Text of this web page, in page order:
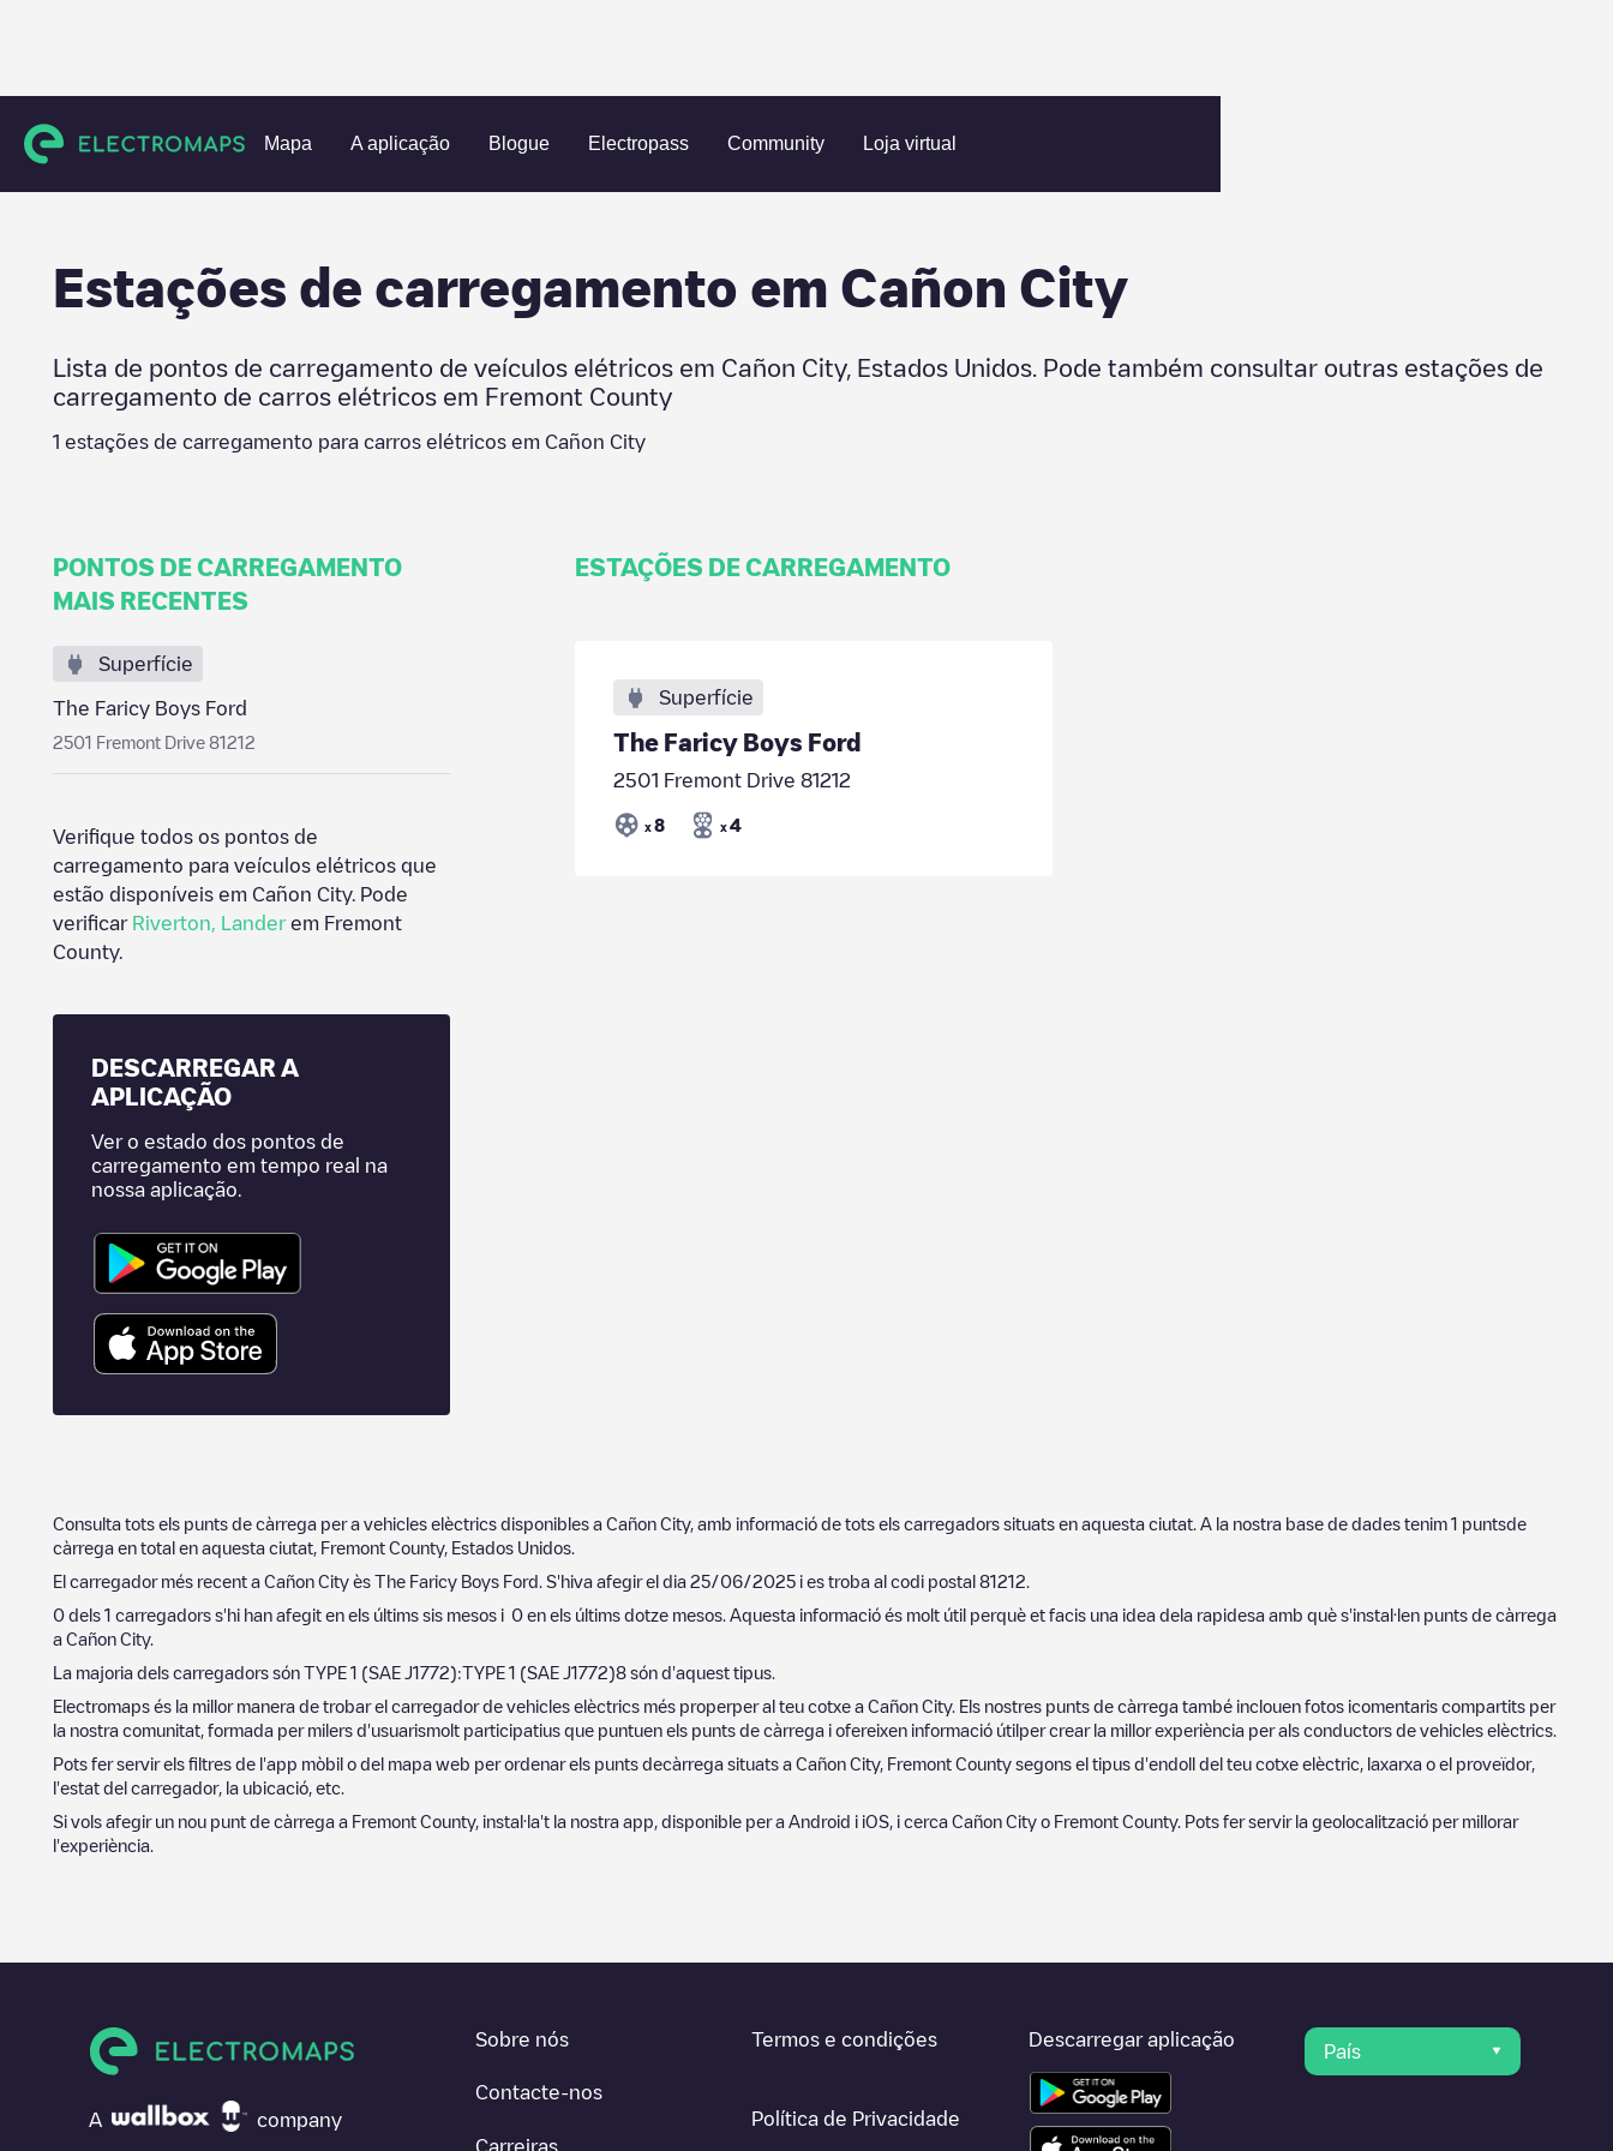
Mapa A aplicação Blogue Electropass Community Loja virtual
Charging stations Estados Unidos Fremont County Cañon City
Estações de carregamento em Cañon City
Lista de pontos de carregamento de veículos elétricos em Cañon City, Estados Unidos . Pode também consultar outras estações de
carregamento de carros elétricos em Fremont County
1 estações de carregamento para carros elétricos em Cañon City
PONTOS DE CARREGAMENTO
MAIS RECENTES
Superfície
The Faricy Boys Ford
2501 Fremont Drive 81212
Verifique todos os pontos de
carregamento para veículos elétricos que
estão disponíveis em Cañon City. Pode
verificar Riverton Landerem Fremont
County.
DESCARREGAR A
APLICAÇÃO
Ver o estado dos pontos de
carregamento em tempo real na
nossa aplicação.
ESTAÇÕES DE CARREGAMENTO
Superfície
The Faricy Boys Ford
2501 Fremont Drive 81212
x 8 x 4
Consulta tots els punts de càrrega per a vehicles elèctrics disponibles a Cañon City, amb informació de tots els carregadors situats en aquesta ciutat. A la nostra base de dades tenim 1 puntsde
càrrega en total en aquesta ciutat, Fremont County, Estados Unidos
El carregador més recent a Cañon City ès The Faricy Boys Ford . S'hiva afegir el dia 25/06/2025 i es troba al codi postal 81212
0 dels 1 carregadors s'hi han afegit en els últims sis mesos i 0 en els últims dotze mesos. Aquesta informació és molt útil perquè et facis una idea dela rapidesa amb què s'instal·len punts de càrrega
a Cañon City.
La majoria dels carregadors són TYPE 1 (SAE J1772):TYPE 1 (SAE J1772)8 són d'aquest tipus.
Electromaps és la millor manera de trobar el carregador de vehicles elèctrics més properper al teu cotxe a Cañon City. Els nostres punts de càrrega també inclouen fotos icomentaris compartits per
la nostra comunitat, formada per milers d'usuarismolt participatius que puntuen els punts de càrrega i ofereixen informació útilper crear la millor experiència per als conductors de vehicles elèctrics.
Pots fer servir els filtres de l'app mòbil o del mapa web per ordenar els punts decàrrega situats a Cañon City, Fremont County segons el tipus d'endoll del teu cotxe elèctric, laxarxa o el proveïdor,
l'estat del carregador, la ubicació, etc.
Si vols afegir un nou punt de càrrega a Fremont County, instal·la't la nostra app, disponible per a Android i iOS, i cerca Cañon City o Fremont County. Pots fer servir la geolocalització per millorar
l'experiència.
A company
Sobre nós
Contacte-nos
Carreiras
Termos e condições
Política de Privacidade
Descarregar aplicação
País